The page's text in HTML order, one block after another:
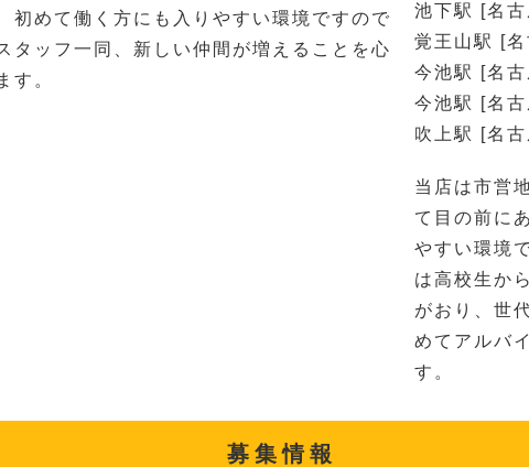
初めて働く方にも入りやすい環境ですので
タッフ一同、新しい仲間が増えることを心
す。
池下駅 [名
覚王山駅 [
今池駅 [名
今池駅 [名
吹上駅 [名
当店は市営
て目の前に
やすい環境
は高校生か
がおり、世
めてアルバ
す。
募集情報